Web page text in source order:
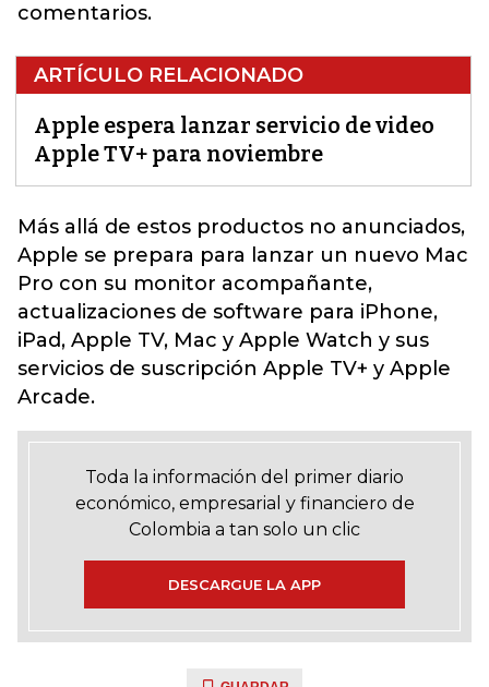
comentarios.
ARTÍCULO RELACIONADO
Apple espera lanzar servicio de video
Apple TV+ para noviembre
Más allá de estos productos no anunciados,
Apple se prepara para lanzar un nuevo Mac
Pro con su monitor acompañante,
actualizaciones de software para iPhone,
iPad, Apple TV, Mac y Apple Watch y sus
servicios de suscripción Apple TV+ y Apple
Arcade.
Toda la información del primer diario
económico, empresarial y financiero de
Colombia a tan solo un clic
DESCARGUE LA APP